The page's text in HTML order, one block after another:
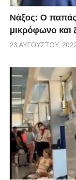
Νάξος: Ο παπάς
μικρόφωνο και
23 ΑΥΓΟΎΣΤΟΥ,